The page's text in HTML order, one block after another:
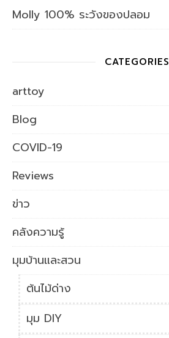
Molly 100% ระวังของปลอม
CATEGORIES
arttoy
Blog
COVID-19
Reviews
ข่าว
คลังความรู้
มุมบ้านและสวน
ต้นไม้ด่าง
มุม DIY